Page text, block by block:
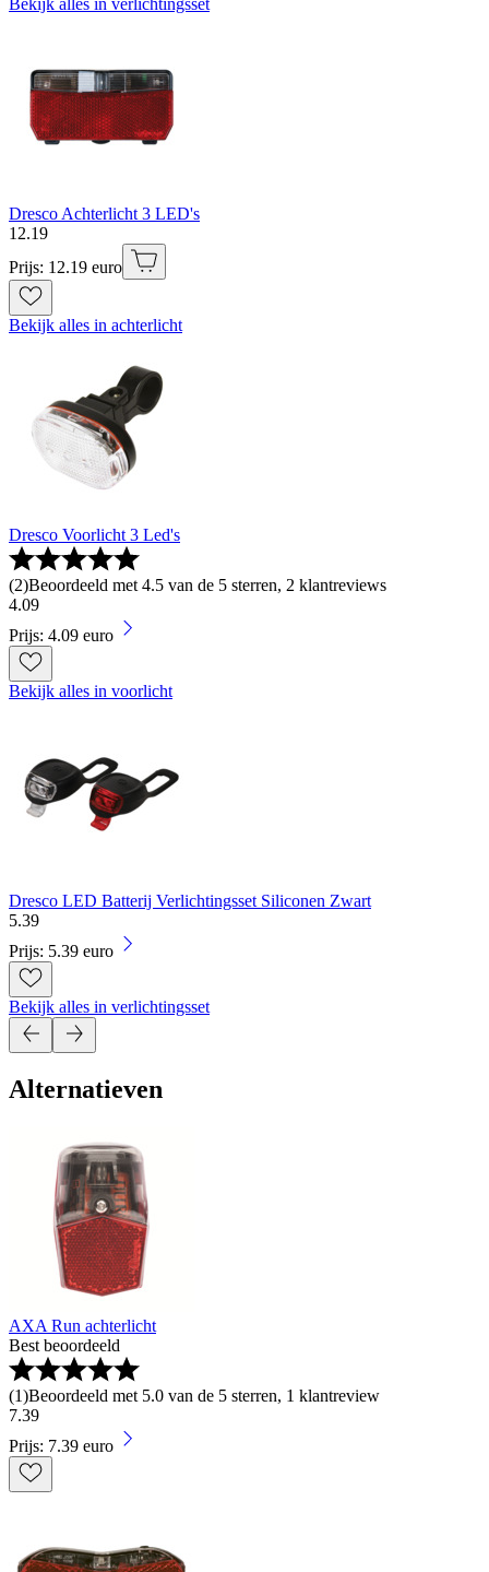
Bekijk alles in verlichtingsset
Dresco Achterlicht 3 LED's
12.19
Prijs: 12.19 euro
Bekijk alles in achterlicht
Dresco Voorlicht 3 Led's
(2)Beoordeeld met 4.5 van de 5 sterren, 2 klantreviews
4.09
Prijs: 4.09 euro
Bekijk alles in voorlicht
Dresco LED Batterij Verlichtingsset Siliconen Zwart
5.39
Prijs: 5.39 euro
Bekijk alles in verlichtingsset
Alternatieven
AXA Run achterlicht
Best beoordeeld
(1)Beoordeeld met 5.0 van de 5 sterren, 1 klantreview
7.39
Prijs: 7.39 euro